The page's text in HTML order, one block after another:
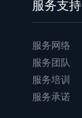
服务支持
服务网络
服务团队
服务培训
服务承诺